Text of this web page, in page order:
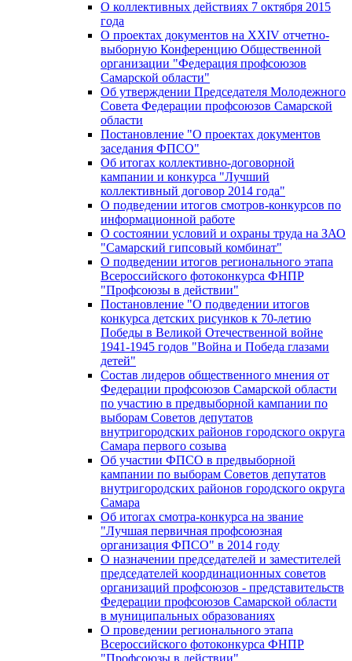
О коллективных действиях 7 октября 2015
года
О проектах документов на XXIV отчетно-
выборную Конференцию Общественной
организации "Федерация профсоюзов
Самарской области"
Об утверждении Председателя Молодежного
Совета Федерации профсоюзов Самарской
области
Постановление "О проектах документов
заседания ФПСО"
Об итогах коллективно-договорной
кампании и конкурса "Лучший
коллективный договор 2014 года"
О подведении итогов смотров-конкурсов по
информационной работе
О состоянии условий и охраны труда на ЗАО
"Самарский гипсовый комбинат"
О подведении итогов регионального этапа
Всероссийского фотоконкурса ФНПР
"Профсоюзы в действии"
Постановление "О подведении итогов
конкурса детских рисунков к 70-летию
Победы в Великой Отечественной войне
1941-1945 годов "Война и Победа глазами
детей"
Состав лидеров общественного мнения от
Федерации профсоюзов Самарской области
по участию в предвыборной кампании по
выборам Советов депутатов
внутригородских районов городского округа
Самара первого созыва
Об участии ФПСО в предвыборной
кампании по выборам Советов депутатов
внутригородских районов городского округа
Самара
Об итогах смотра-конкурса на звание
"Лучшая первичная профсоюзная
организация ФПСО" в 2014 году
О назначении председателей и заместителей
председателей координационных советов
организаций профсоюзов - представительств
Федерации профсоюзов Самарской области
в муниципальных образованиях
О проведении регионального этапа
Всероссийского фотоконкурса ФНПР
"Профсоюзы в действии"